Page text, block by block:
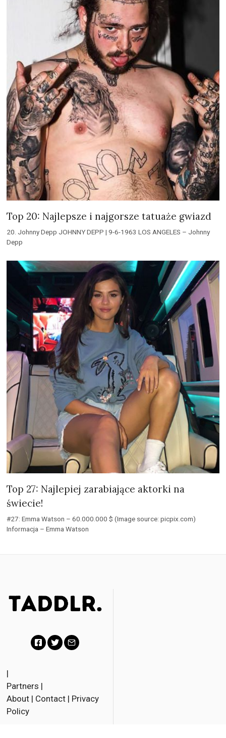
Top 20: Najlepsze i najgorsze tatuaże gwiazd
20. Johnny Depp JOHNNY DEPP | 9-6-1963 LOS ANGELES – Johnny
Depp
Top 27: Najlepiej zarabiające aktorki na
świecie!
#27: Emma Watson – 60.000.000 $ (Image source: picpix.com)
Informacja – Emma Watson
c
e
t
i
|
Partners |
About | Contact | Privacy
Policy